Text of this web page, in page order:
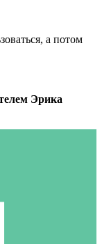
а потом
Эрика